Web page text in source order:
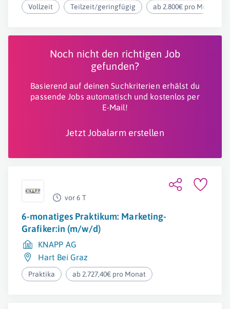
Vollzeit Teilzeit/geringfügig ab 2.800€ pro Monat
Noch nicht den richtigen Job
gefunden?
Basierend auf deinen Suchkriterien erhälst du
passende Jobs automatisch und kostenlos per
E-Mail!
Jetzt Jobalarm erstellen
vor 6 T
6-monatiges Praktikum: Marketing-
Grafiker:in (m/w/d)
KNAPP AG
Hart Bei Graz
Praktika ab 2.727,40€ pro Monat